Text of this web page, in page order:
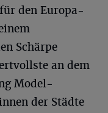
den Europa-
Schärpe
an dem
Model-
der Städte